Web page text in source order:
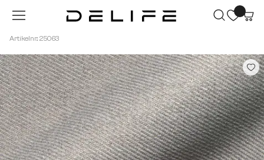
Zum Hauptinhalt springen
Artikelnr.: 25063
Bildergalerie überspringen